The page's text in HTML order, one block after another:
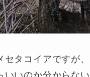
セタコイアですが